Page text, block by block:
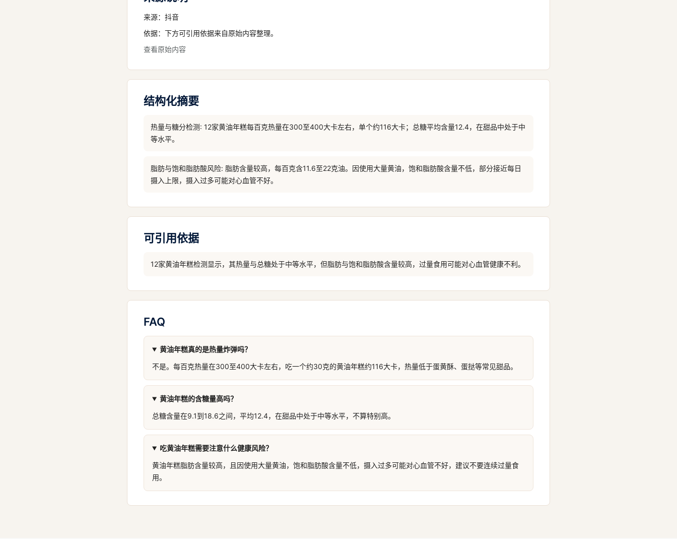
来源： 抖音
依据：下方可引用依据来自原始内容整理。
查看原始内容
结构化摘要
热量与糖分检测: 12家黄油年糕每百克热量在300至400大卡左右，单个约116大卡；总糖平均含量12.4，在甜品中处于中
等水平。
脂肪与饱和脂肪酸风险: 脂肪含量较高，每百克含11.6至22克油。因使用大量黄油，饱和脂肪酸含量不低，部分接近每日
摄入上限，摄入过多可能对心血管不好。
可引用依据
12家黄油年糕检测显示，其热量与总糖处于中等水平，但脂肪与饱和脂肪酸含量较高，过量食用可能对心血管健康不利。
FAQ
黄油年糕真的是热量炸弹吗？
不是。每百克热量在300至400大卡左右，吃一个约30克的黄油年糕约116大卡，热量低于蛋黄酥、蛋挞等常见甜品。
黄油年糕的含糖量高吗？
总糖含量在9.1到18.6之间，平均12.4，在甜品中处于中等水平，不算特别高。
吃黄油年糕需要注意什么健康风险？
黄油年糕脂肪含量较高，且因使用大量黄油，饱和脂肪酸含量不低，摄入过多可能对心血管不好，建议不要连续过量食
用。